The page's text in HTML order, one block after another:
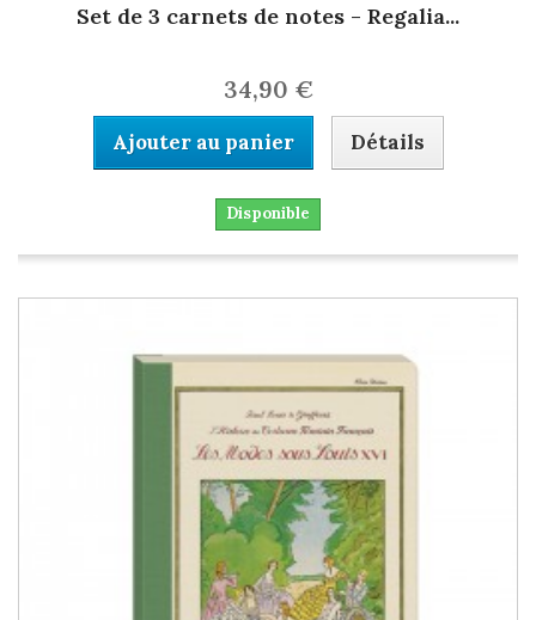
Set de 3 carnets de notes - Regalia...
34,90 €
Ajouter au panier Détails
Disponible